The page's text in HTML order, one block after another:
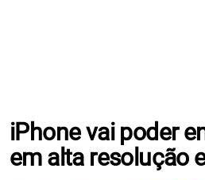
iPhone vai poder
em alta resolução